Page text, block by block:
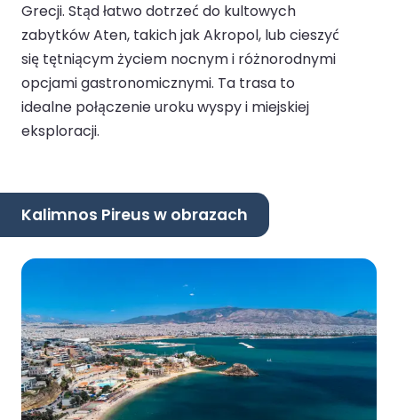
Grecji. Stąd łatwo dotrzeć do kultowych
zabytków Aten, takich jak Akropol, lub cieszyć
się tętniącym życiem nocnym i różnorodnymi
opcjami gastronomicznymi. Ta trasa to
idealne połączenie uroku wyspy i miejskiej
eksploracji.
Kalimnos Pireus w obrazach